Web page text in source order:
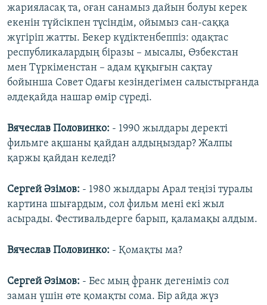
жарияласақ та, оған санамыз дайын болуы керек
екенін түйсікпен түсіндім, ойымыз сан-саққа
жүгіріп жатты. Бекер күдіктенбеппіз: одақтас
республикалардың біразы – мысалы, Өзбекстан
мен Түркіменстан – адам құқығын сақтау
бойынша Совет Одағы кезіндегімен салыстырғанда
әлдеқайда нашар өмір сүреді.
Вячеслав Половинко: - 1990 жылдары деректі
фильмге ақшаны қайдан алдыңыздар? Жалпы
қаржы қайдан келеді?
Сергей Әзімов: - 1980 жылдары Арал теңізі туралы
картина шығардым, сол фильм мені екі жыл
асырады. Фестивальдерге барып, қаламақы алдым.
Вячеслав Половинко: - Қомақты ма?
Сергей Әзімов: - Бес мың франк дегеніміз сол
заман үшін өте қомақты сома. Бір айда жүз